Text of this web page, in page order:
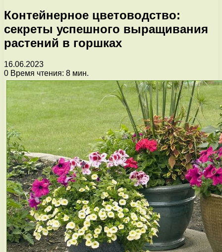
Контейнерное цветоводство:
секреты успешного выращивания
растений в горшках
16.06.2023
0 Время чтения: 8 мин.